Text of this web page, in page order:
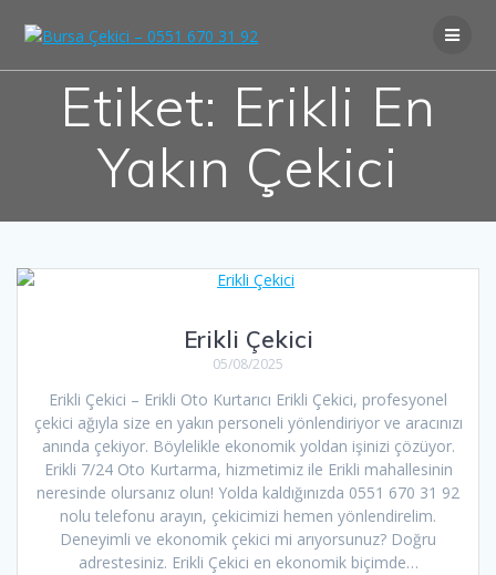
to
Etiket: Erikli En
Yakın Çekici
Erikli Çekici
05/08/2025
Erikli Çekici – Erikli Oto Kurtarıcı Erikli Çekici, profesyonel
çekici ağıyla size en yakın personeli yönlendiriyor ve aracınızı
anında çekiyor. Böylelikle ekonomik yoldan işinizi çözüyor.
Erikli 7/24 Oto Kurtarma, hizmetimiz ile Erikli mahallesinin
neresinde olursanız olun! Yolda kaldığınızda 0551 670 31 92
nolu telefonu arayın, çekicimizi hemen yönlendirelim.
Deneyimli ve ekonomik çekici mi arıyorsunuz? Doğru
adrestesiniz. Erikli Çekici en ekonomik biçimde…